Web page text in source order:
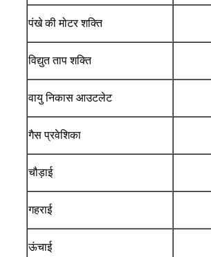
पंखे की मोटर शक्ति
विद्युत ताप शक्ति
वायु निकास आउटलेट
गैस प्रवेशिका
चौड़ाई
गहराई
ऊंचाई